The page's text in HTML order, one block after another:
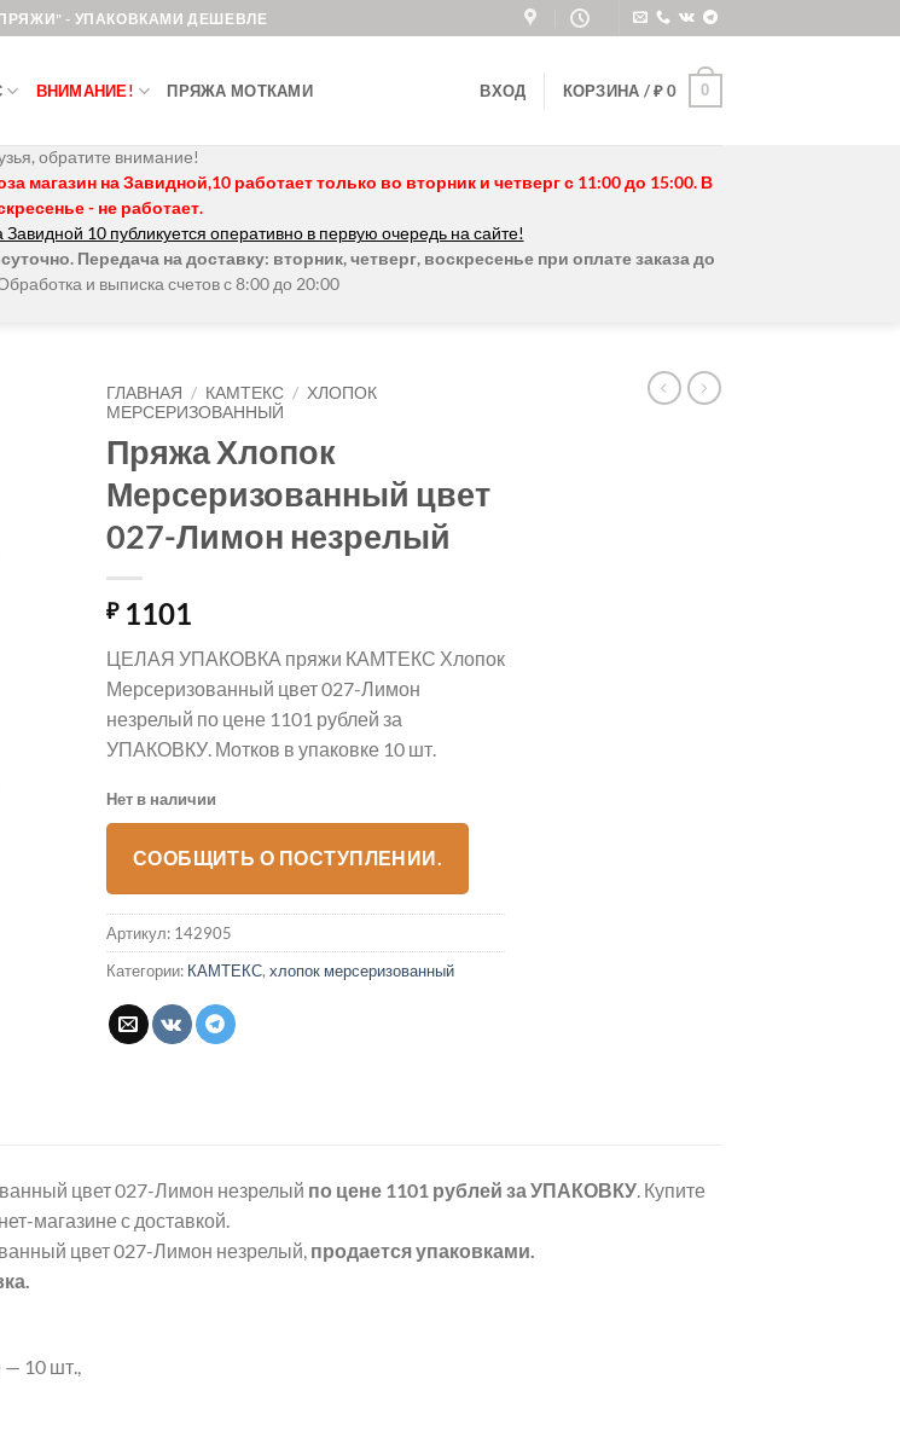
- УПАКОВКАМИ ДЕШЕВЛЕ
ВНИМАНИЕ! ПРЯЖА МОТКАМИ ВХОД КОРЗИНА /₽0 0
обратите внимание!
магазин на Завидной,10 работает только во вторник и четверг с 11:00 до 15:00. В
- не работает.
10 публикуется оперативно в первую очередь на сайте!
Передача на доставку: вторник, четверг, воскресенье при оплате заказа до
и выписка счетов с 8:00 до 20:00
ГЛАВНАЯ / КАМТЕКС / ХЛОПОК
МЕРСЕРИЗОВАННЫЙ
Пряжа Хлопок
Мерсеризованный цвет
027-Лимон незрелый
₽1101
ЦЕЛАЯ УПАКОВКА пряжи КАМТЕКС Хлопок
Мерсеризованный цвет 027-Лимон
незрелый по цене 1101 рублей за
УПАКОВКУ. Мотков в упаковке 10 шт.
Нет в наличии
СООБЩИТЬ О ПОСТУПЛЕНИИ.
Артикул: 142905
Категории: КАМТЕКС, хлопок мерсеризованный
цвет 027-Лимон незрелый по цене 1101 рублей за УПАКОВКУ. Купите
магазине с доставкой.
цвет 027-Лимон незрелый, продается упаковками.
10 шт.,